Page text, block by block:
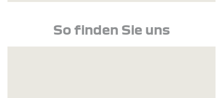
So finden Sie uns